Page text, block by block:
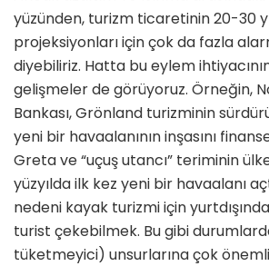
yüzünden, turizm tica­retinin 20-30
projeksiyonları için çok da fazla
diyebiliriz. Hatta bu eylem
gelişmeler de görüyoruz. Örneğin,
Bankası, Grönland turizmi­nin
yeni bir ha­vaalanının inşasını
Greta ve “uçuş utancı” teriminin
yüzyılda ilk kez yeni bir hava­alanı
nedeni kayak tu­rizmi için
turist çekebilmek. Bu gibi
tüketmeyici) unsurlarına çok